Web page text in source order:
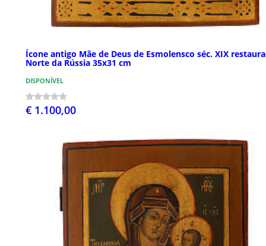
Ícone antigo Mãe de Deus de Esmolensco séc. XIX
Norte da Rússia 35x31 cm
DISPONÍVEL
€ 1.100,00